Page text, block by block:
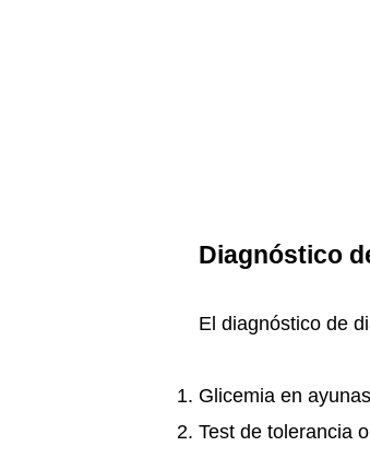
Diagnóstico
El diagnóstico de
Glicemia en
Test de tolerancia